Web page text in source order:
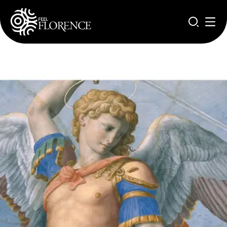
Aller au contenu principal